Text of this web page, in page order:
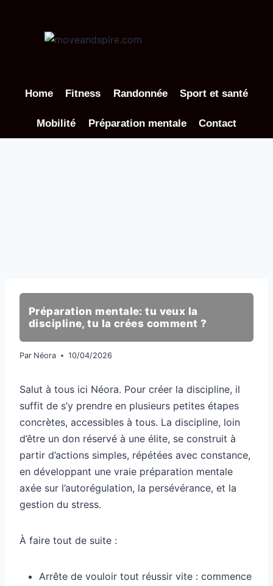
Home Fitness Randonnée Sport et santé
Mobilité Préparation mentale Contact
Préparation mentale: tu veux la
discipline, tu la crées comment ?
Par Néora 10/04/2026
Salut à tous ici Néora. Pour créer la discipline, il
suffit de s’y prendre en plusieurs petites étapes
concrètes, accessibles à tous. La discipline, loin
d’être un don réservé à une élite, se construit à
partir d’actions simples, répétées avec constance,
en développant une vraie préparation mentale
axée sur l’autorégulation, la persévérance, et la
gestion du stress.
À faire tout de suite :
Arrête de vouloir tout réussir vite : commence